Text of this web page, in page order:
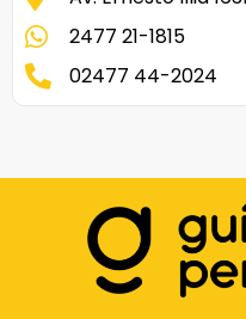
2477 21-1815
02477 44-2024